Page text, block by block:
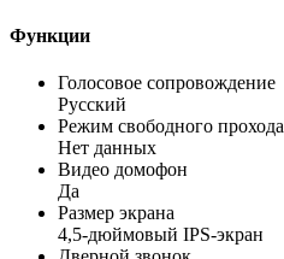
Функции
Голосовое сопровождение
Русский
Режим свободного прохода
Нет данных
Видео домофон
Да
Размер экрана
4,5-дюймовый IPS-экран